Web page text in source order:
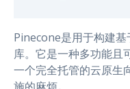
Pinecone是用于构建
库。它是一种多功能且
一个完全托管的云原生